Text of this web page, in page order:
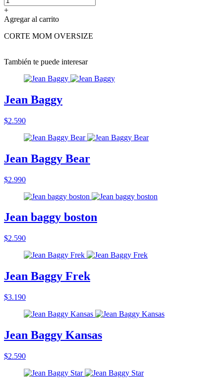
+
Agregar al carrito
CORTE MOM OVERSIZE
También te puede interesar
Jean Baggy
$2.590
Jean Baggy Bear
$2.990
Jean baggy boston
$2.590
Jean Baggy Frek
$3.190
Jean Baggy Kansas
$2.590